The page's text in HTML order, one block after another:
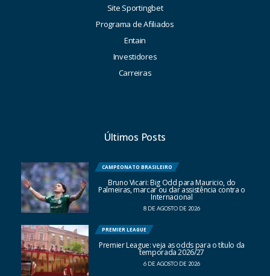
Site Sportingbet
Programa de Afiliados
Entain
Investidores
Carreiras
Últimos Posts
CAMPEONATO BRASILEIRO
Bruno Vicari: Big Odd para Mauricio, do
Palmeiras, marcar ou dar assistência contra o
Internacional
8 DE AGOSTO DE 2026
PREMIER LEAGUE
Premier League: veja as odds para o título da
temporada 2026/27
6 DE AGOSTO DE 2026